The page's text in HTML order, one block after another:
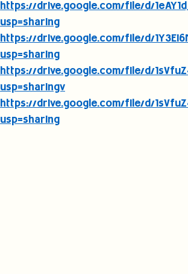
https://drive.google.com/file/d/
usp=sharing
https://drive.google.com/file/d/
usp=sharing
https://drive.google.com/file/d/
usp=sharingv
https://drive.google.com/file/d/
usp=sharing